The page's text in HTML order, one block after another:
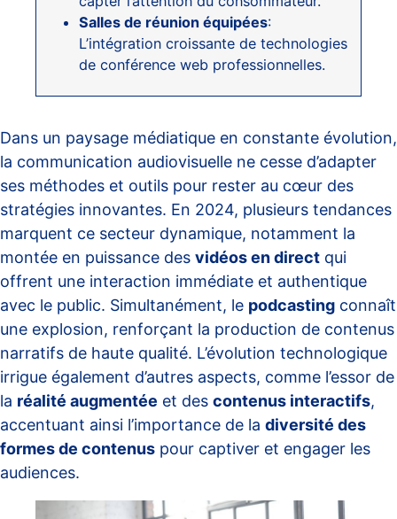
Salles de réunion équipées:
L’intégration croissante de technologies
de conférence web professionnelles.
Dans un paysage médiatique en constante évolution,
la communication audiovisuelle ne cesse d’adapter
ses méthodes et outils pour rester au cœur des
stratégies innovantes. En 2024, plusieurs tendances
marquent ce secteur dynamique, notamment la
montée en puissance des vidéos en direct qui
offrent une interaction immédiate et authentique
avec le public. Simultanément, le podcasting connaît
une explosion, renforçant la production de contenus
narratifs de haute qualité. L’évolution technologique
irrigue également d’autres aspects, comme l’essor de
la réalité augmentée et des contenus interactifs,
accentuant ainsi l’importance de la diversité des
formes de contenus pour captiver et engager les
audiences.